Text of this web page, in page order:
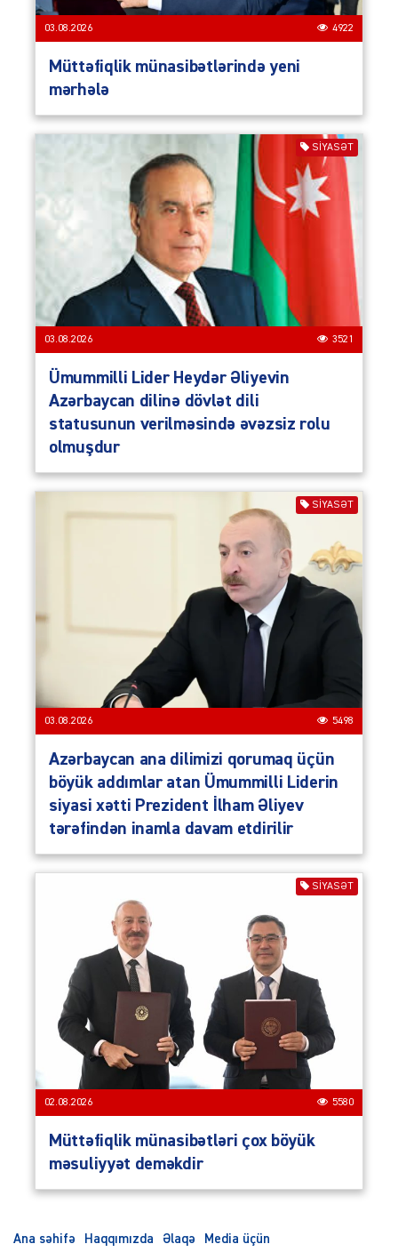
03.08.2026 4922
Müttəfiqlik münasibətlərində yeni
mərhələ
SIYASƏT
03.08.2026 3521
Ümummilli Lider Heydər Əliyevin
Azərbaycan dilinə dövlət dili
statusunun verilməsində əvəzsiz rolu
olmuşdur
SIYASƏT
03.08.2026 5498
Azərbaycan ana dilimizi qorumaq üçün
böyük addımlar atan Ümummilli Liderin
siyasi xətti Prezident İlham Əliyev
tərəfindən inamla davam etdirilir
SIYASƏT
02.08.2026 5580
Müttəfiqlik münasibətləri çox böyük
məsuliyyət deməkdir
Ana səhifə Haqqımızda Əlaqə Media üçün